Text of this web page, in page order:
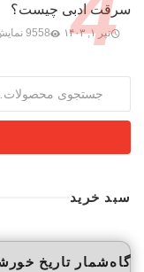
سرقت ادبی چیست؟
تیر ۱, ۱۴۰۳ 9558 نمایش
سبد خرید
گاه‌شمار تاریخ